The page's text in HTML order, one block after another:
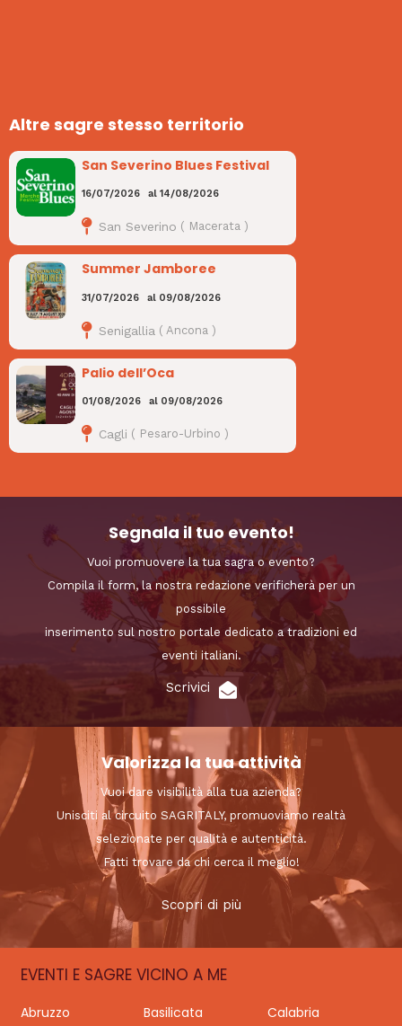
Altre sagre stesso territorio
San Severino Blues Festival
16/07/2026 al14/08/2026
San Severino ( Macerata )
Summer Jamboree
31/07/2026 al 09/08/2026
Senigallia ( Ancona )
Palio dell’Oca
01/08/2026 al 09/08/2026
Cagli ( Pesaro-Urbino )
Segnala il tuo evento!
Vuoi promuovere la tua sagra o evento?
Compila il form, la nostra redazione verificherà per un
possibile
inserimento sul nostro portale dedicato a tradizioni ed
eventi italiani.
Scrivici
Valorizza la tua attività
Vuoi dare visibilità alla tua azienda?
Unisciti al circuito SAGRITALY, promuoviamo realtà
selezionate per qualità e autenticità.
Fatti trovare da chi cerca il meglio!
Scopri di più
EVENTI E SAGRE VICINO A ME
Abruzzo Basilicata
Calabria